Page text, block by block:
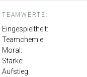
TEAMWERTE:
Eingespieltheit:
Teamchemie:
Moral:
Stärke:
Aufstieg: